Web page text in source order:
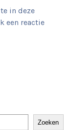
in deze
een reactie
Zoeken